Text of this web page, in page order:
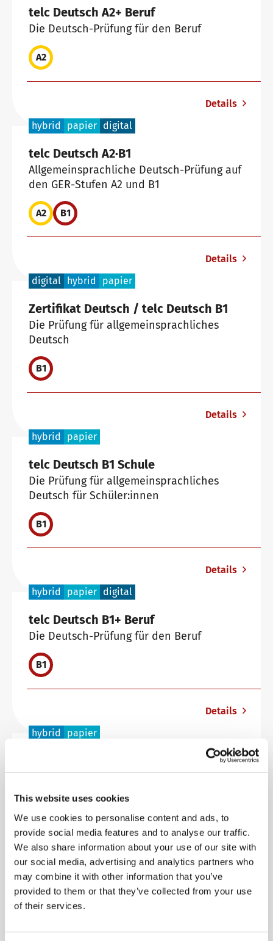
This website uses cookies
We use cookies to personalise content and ads, to
provide social media features and to analyse our traffic.
We also share information about your use of our site with
our social media, advertising and analytics partners who
may combine it with other information that you’ve
provided to them or that they’ve collected from your use
of their services.
telc Deutsch A2+ Beruf
Die Deutsch-Prüfung für den Beruf
A2
Details
hybrid
papier digital
telc Deutsch A2∙B1
Allgemeinsprachliche Deutsch-Prüfung auf
den GER-Stufen A2 und B1
A2 B1
Details
digital
hybrid papier
Zertifikat Deutsch / telc Deutsch B1
Die Prüfung für allgemeinsprachliches
Deutsch
B1
Details
hybrid
papier
telc Deutsch B1 Schule
Die Prüfung für allgemeinsprachliches
Deutsch für Schüler:innen
B1
Details
hybrid
papier digital
telc Deutsch B1+ Beruf
Die Deutsch-Prüfung für den Beruf
B1
Details
hybrid
papier
Allgemeinsprachliche Deutsch-Prüfung für
den Beruf auf den GER-Stufen B1 und B2
B1 B2
Details
digital hybrid papier
Die Deutsch-Prüfung für Pflegekräfte